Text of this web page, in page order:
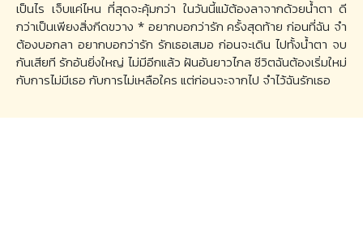
เป็นไร เจ็บแค่ไหน ที่สุดจะคุ้มกว่า ในวันนี้แม้ต้องลาจากด้วยน้ำตา ดี
กว่าเป็นเพียงสิ่งกีดขวาง * อยากบอกว่ารัก ครั้งสุดท้าย ก่อนที่ฉัน จำ
ต้องบอกลา อยากบอกว่ารัก รักเธอเสมอ ก่อนจะเดิน ไปทั้งน้ำตา จบ
กันเสียที รักอันยิ่งใหญ่ ไม่มีอีกแล้ว ฝันอันยาวไกล ชีวิตฉันต้องเริ่มใหม่
กับการไม่มีเธอ กับการไม่เหลือใคร แต่ก่อนจะจากไป จำไว้ฉันรักเธอ